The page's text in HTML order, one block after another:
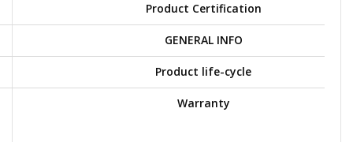
Product Certification
GENERAL INFO
Product life-cycle
Warranty